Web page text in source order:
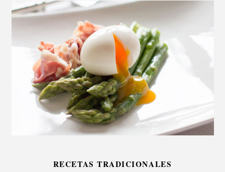
RECETAS TRADICIONALES